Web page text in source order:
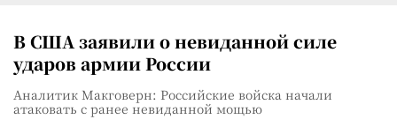
В США заявили о невиданной силе
ударов армии России
Аналитик Макговерн: Российские войска начали
атаковать с ранее невиданной мощью